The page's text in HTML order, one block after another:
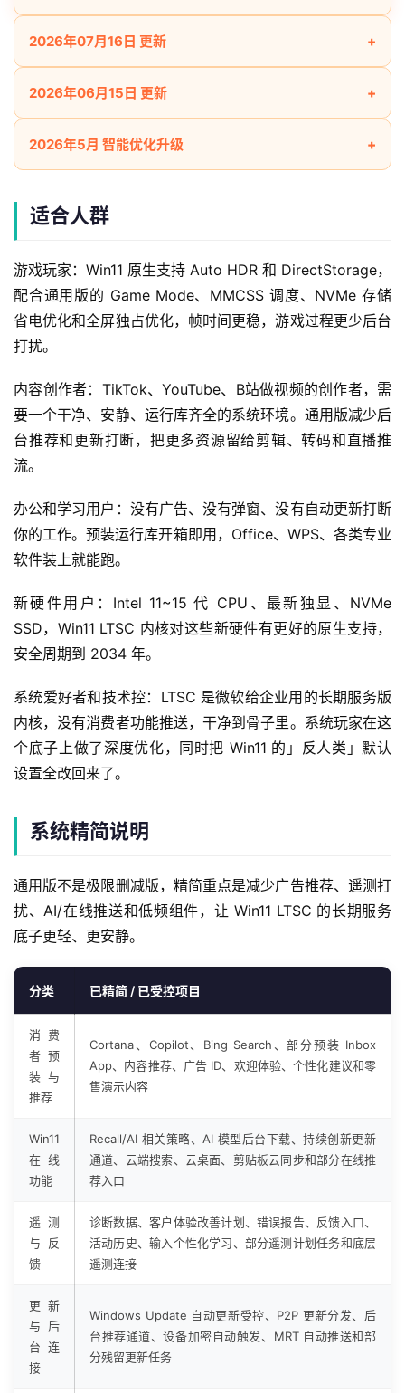
2026年07月16日 更新
2026年06月15日 更新
2026年5月 智能优化升级
适合人群
游戏玩家：Win11 原生支持 Auto HDR 和 DirectStorage，
配合通用版的 Game Mode、MMCSS 调度、NVMe 存储
省电优化和全屏独占优化，帧时间更稳，游戏过程更少后台
打扰。
内容创作者：TikTok、YouTube、B站做视频的创作者，需
要一个干净、安静、运行库齐全的系统环境。通用版减少后
台推荐和更新打断，把更多资源留给剪辑、转码和直播推
流。
办公和学习用户：没有广告、没有弹窗、没有自动更新打断
你的工作。预装运行库开箱即用，Office、WPS、各类专业
软件装上就能跑。
新硬件用户：Intel 11~15 代 CPU、最新独显、NVMe
SSD，Win11 LTSC 内核对这些新硬件有更好的原生支持，
安全周期到 2034 年。
系统爱好者和技术控：LTSC 是微软给企业用的长期服务版
内核，没有消费者功能推送，干净到骨子里。系统玩家在这
个底子上做了深度优化，同时把 Win11 的」反人类」默认
设置全改回来了。
系统精简说明
通用版不是极限删减版，精简重点是减少广告推荐、遥测打
扰、AI/在线推送和低频组件，让 Win11 LTSC 的长期服务
底子更轻、更安静。
分类 已精简 / 已受控项目
消费
者预
装与
推荐
Cortana、Copilot、Bing Search、部分预装 Inbox
App、内容推荐、广告 ID、欢迎体验、个性化建议和零
售演示内容
Win11
在线
功能
Recall/AI 相关策略、AI 模型后台下载、持续创新更新
通道、云端搜索、云桌面、剪贴板云同步和部分在线推
荐入口
遥测
与反
馈
诊断数据、客户体验改善计划、错误报告、反馈入口、
活动历史、输入个性化学习、部分遥测计划任务和底层
遥测连接
更新
与后
台连
接
Windows Update 自动更新受控、P2P 更新分发、后
台推荐通道、设备加密自动触发、MRT 自动推送和部
分残留更新任务